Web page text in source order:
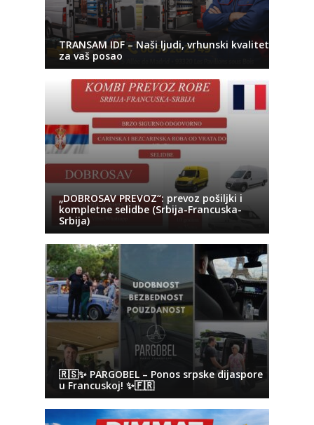
TRANSAM IDF – Naši ljudi, vrhunski kvalitet
za vaš posao
„DOBROSAV PREVOZ“: prevoz pošiljki i
kompletne selidbe (Srbija-Francuska-
Srbija)
🇷🇸✨ PARGOBEL – Ponos srpske dijaspore
u Francuskoj! ✨🇫🇷